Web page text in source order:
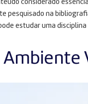
considerado
pesquisado na
estudar uma
Ambiente